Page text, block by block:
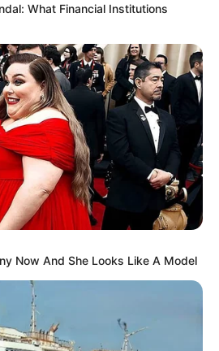
Notice You? Think Again
We Saw In Movies
นใจ
What Financial Institutions
Now And She Looks Like A Model